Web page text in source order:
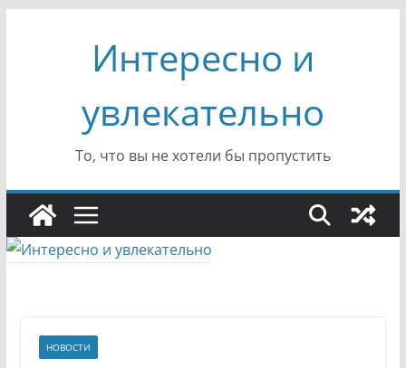
содержимомуИнтересно и
увлекательно
То, что вы не хотели бы пропустить
НОВОСТИ